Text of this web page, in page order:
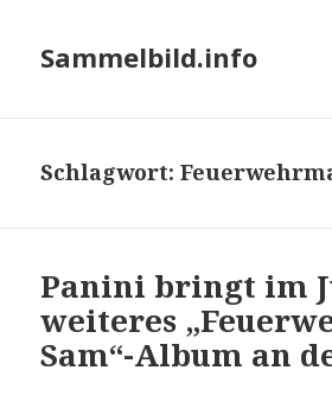
Sammelbild.info
Schlagwort:
Panini bringt im
weiteres
Sam“-Album an